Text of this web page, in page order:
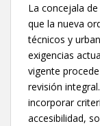
La concejala
que la nueva
técnicos y
exigencias
vigente
revisión
incorporar
accesibilidad,